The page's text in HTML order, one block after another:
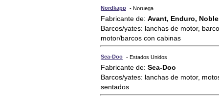
Nordkapp - Noruega
Fabricante de: Avant, Enduro,
Barcos/yates: lanchas de motor,
motor/barcos con cabinas
Sea-Doo - Estados Unidos
Fabricante de: Sea-Doo
Barcos/yates: lanchas de motor,
sentados